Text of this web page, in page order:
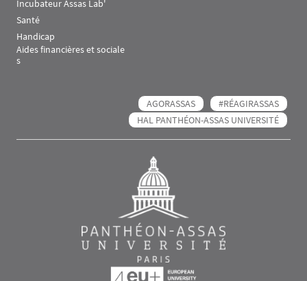
Incubateur Assas Lab'
Santé
Handicap
Aides financières et sociale
s
AGORASSAS
#RÉAGIRASSAS
HAL PANTHÉON-ASSAS UNIVERSITÉ